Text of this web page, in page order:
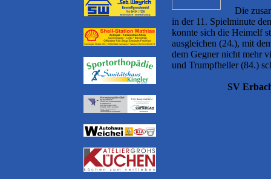
Die
in der 11. Spielminute
konnte sich die Heimelf
ausgleichen (24.), mit
dem Gegner nicht mehr
und Trumpfheller (84.)
SV